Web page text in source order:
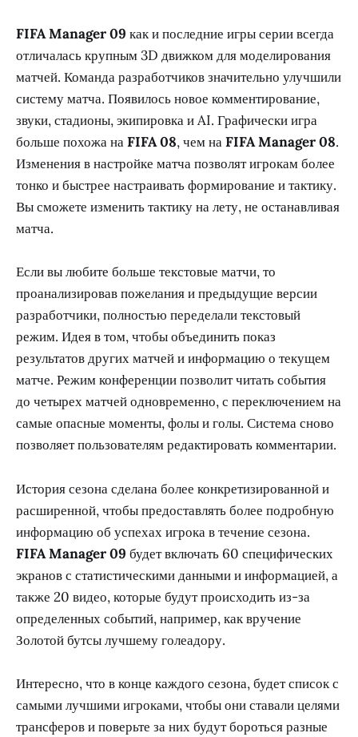
FIFA Manager 09 как и последние игры серии всегда
отличалась крупным 3D движком для моделирования
матчей. Команда разработчиков значительно улучшили
систему матча. Появилось новое комментирование,
звуки, стадионы, экипировка и AI. Графически игра
больше похожа наFIFA 08, чем наFIFA Manager 08.
Изменения в настройке матча позволят игрокам более
тонко и быстрее настраивать формирование и тактику.
Вы сможете изменить тактику на лету, не останавливая
матча.
Если вы любите больше текстовые матчи, то
проанализировав пожелания и предыдущие версии
разработчики, полностью переделали текстовый
режим. Идея в том, чтобы объединить показ
результатов других матчей и информацию о текущем
матче. Режим конференции позволит читать события
до четырех матчей одновременно, с переключением на
самые опасные моменты, фолы и голы. Система сново
позволяет пользователям редактировать комментарии.
История сезона сделана более конкретизированной и
расширенной, чтобы предоставлять более подробную
информацию об успехах игрока в течение сезона.
FIFA Manager 09 будет включать 60 специфических
экранов с статистическими данными и информацией, а
также 20 видео, которые будут происходить из-за
определенных событий, например, как вручение
Золотой бутсы лучшему голеадору.
Интересно, что в конце каждого сезона, будет список с
самыми лучшими игроками, чтобы они ставали целями
трансферов и поверьте за них будут бороться разные